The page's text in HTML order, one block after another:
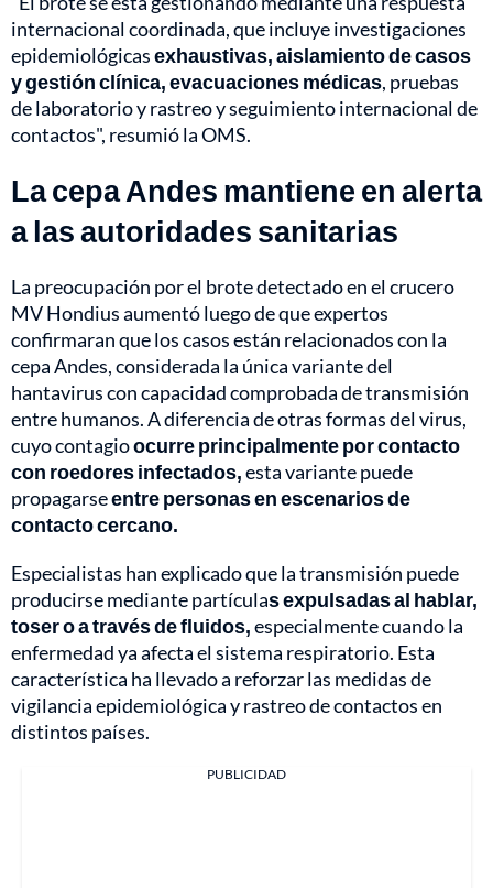
internacional coordinada, que incluye investigaciones
epidemiológicasexhaustivas, aislamiento de casos
y gestión clínica, evacuaciones médicas, pruebas
de laboratorio y rastreo y seguimiento internacional de
contactos", resumió la OMS.
La cepa Andes mantiene en alerta
a las autoridades sanitarias
La preocupación por el brote detectado en el crucero
MV Hondius aumentó luego de que expertos
confirmaran que los casos están relacionados con la
cepa Andes, considerada la única variante del
hantavirus con capacidad comprobada de transmisión
entre humanos. A diferencia de otras formas del virus,
cuyo contagioocurre principalmente por contacto
con roedores infectados,esta variante puede
propagarseentre personas en escenarios de
contacto cercano.
Especialistas han explicado que la transmisión puede
producirse mediante partículas expulsadas al hablar,
toser o a través de fluidos,especialmente cuando la
enfermedad ya afecta el sistema respiratorio. Esta
característica ha llevado a reforzar las medidas de
vigilancia epidemiológica y rastreo de contactos en
distintos países.
PUBLICIDAD